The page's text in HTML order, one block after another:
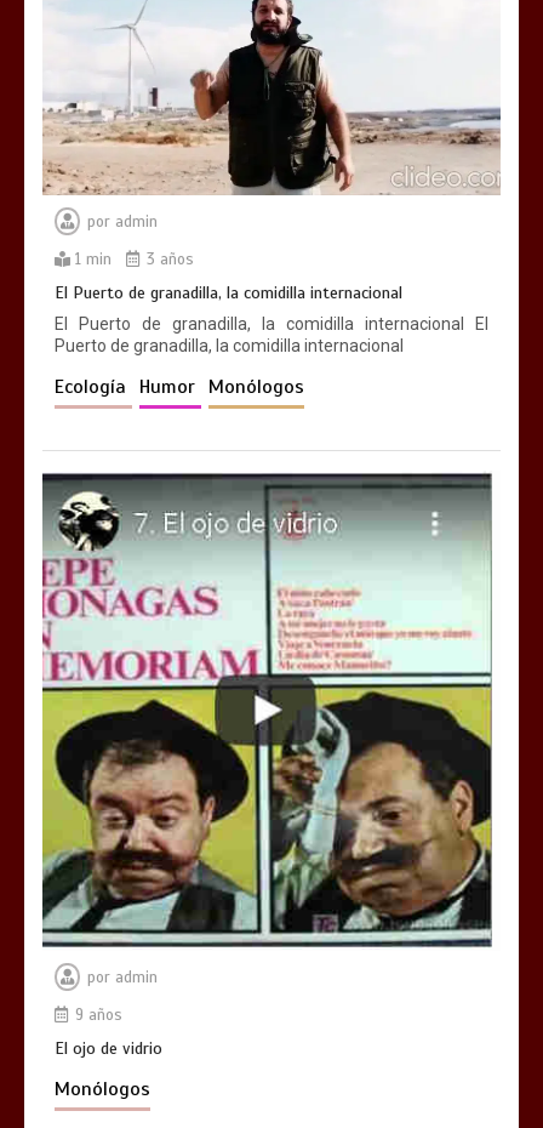
por admin
1 min
3 años
El Puerto de granadilla, la comidilla internacional
El Puerto de granadilla, la comidilla internacional El
Puerto de granadilla, la comidilla internacional
Ecología Humor Monólogos
por admin
9 años
El ojo de vidrio
Monólogos